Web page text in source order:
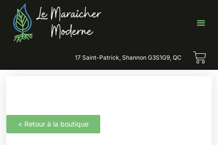
17 Saint-Patrick, Shannon G3S1G9, QC
< Retour à la boutique